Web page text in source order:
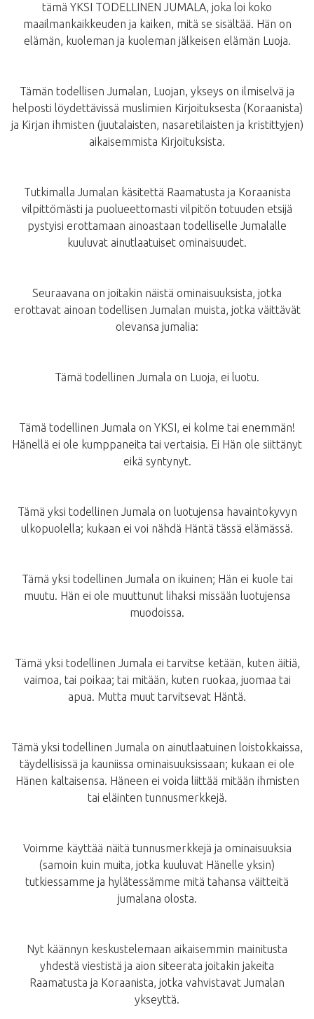
tämä YKSI TODELLINEN JUMALA, joka loi koko
maailmankaikkeuden ja kaiken, mitä se sisältää. Hän on
elämän, kuoleman ja kuoleman jälkeisen elämän Luoja.
Tämän todellisen Jumalan, Luojan, ykseys on ilmiselvä ja
helposti löydettävissä muslimien Kirjoituksesta (Koraanista)
ja Kirjan ihmisten (juutalaisten, nasaretilaisten ja kristittyjen)
aikaisemmista Kirjoituksista.
Tutkimalla Jumalan käsitettä Raamatusta ja Koraanista
vilpittömästi ja puolueettomasti vilpitön totuuden etsijä
pystyisi erottamaan ainoastaan todelliselle Jumalalle
kuuluvat ainutlaatuiset ominaisuudet.
Seuraavana on joitakin näistä ominaisuuksista, jotka
erottavat ainoan todellisen Jumalan muista, jotka väittävät
olevansa jumalia:
Tämä todellinen Jumala on Luoja, ei luotu.
Tämä todellinen Jumala on YKSI, ei kolme tai enemmän!
Hänellä ei ole kumppaneita tai vertaisia. Ei Hän ole siittänyt
eikä syntynyt.
Tämä yksi todellinen Jumala on luotujensa havaintokyvyn
ulkopuolella; kukaan ei voi nähdä Häntä tässä elämässä.
Tämä yksi todellinen Jumala on ikuinen; Hän ei kuole tai
muutu. Hän ei ole muuttunut lihaksi missään luotujensa
muodoissa.
Tämä yksi todellinen Jumala ei tarvitse ketään, kuten äitiä,
vaimoa, tai poikaa; tai mitään, kuten ruokaa, juomaa tai
apua. Mutta muut tarvitsevat Häntä.
Tämä yksi todellinen Jumala on ainutlaatuinen loistokkaissa,
täydellisissä ja kauniissa ominaisuuksissaan; kukaan ei ole
Hänen kaltaisensa. Häneen ei voida liittää mitään ihmisten
tai eläinten tunnusmerkkejä.
Voimme käyttää näitä tunnusmerkkejä ja ominaisuuksia
(samoin kuin muita, jotka kuuluvat Hänelle yksin)
tutkiessamme ja hylätessämme mitä tahansa väitteitä
jumalana olosta.
Nyt käännyn keskustelemaan aikaisemmin mainitusta
yhdestä viestistä ja aion siteerata joitakin jakeita
Raamatusta ja Koraanista, jotka vahvistavat Jumalan
ykseyttä.